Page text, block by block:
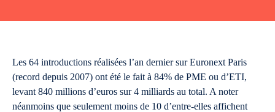
Les 64 introductions réalisées l’an dernier sur Euronext Paris
(record depuis 2007) ont été le fait à 84% de PME ou d’ETI,
levant 840 millions d’euros sur 4 milliards au total. A noter
néanmoins que seulement moins de 10 d’entre-elles affichent